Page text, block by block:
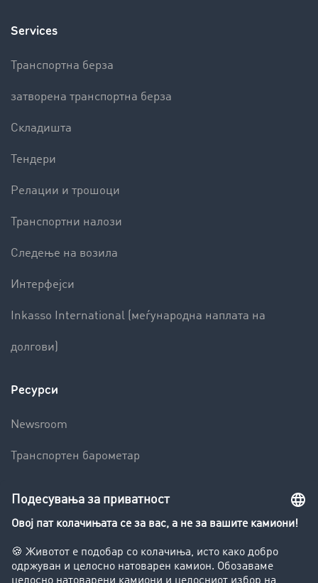
Services
Транспортна берза
затворена транспортна берза
Складишта
Тендери
Релации и трошоци
Транспортни налози
Следење на возила
Интерфејси
Inkasso International (меѓународна наплата на
долгови)
Ресурси
Newsroom
Транспортен барометар
Увид во транспортната берза
Забрани за возење на камиони